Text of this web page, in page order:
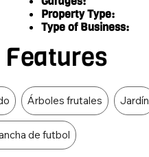
Árboles frutales Jardín
de futbol
Property Type:
Type of Business: